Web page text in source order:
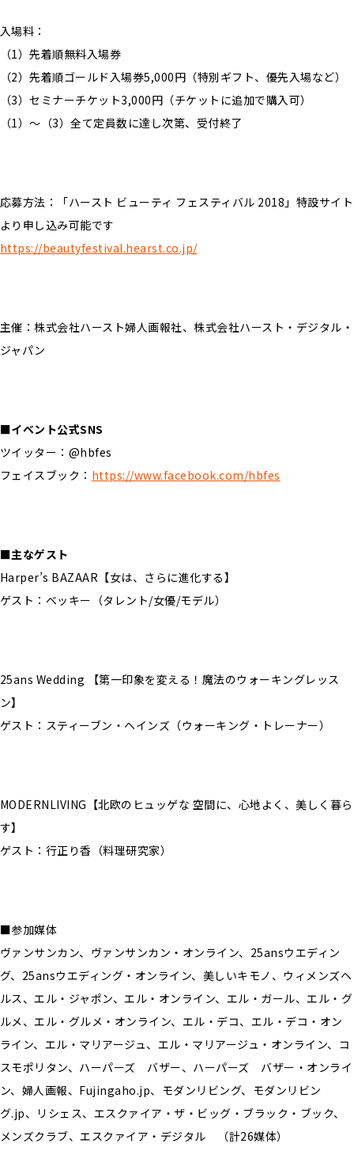
入場料：
（1）先着順無料入場券
（2）先着順ゴールド入場券5,000円（特別ギフト、優先入場など）
（3）セミナーチケット3,000円（チケットに追加で購入可）
（1）～（3）全て定員数に達し次第、受付終了
応募方法：「ハースト ビューティ フェスティバル 2018」特設サイト
より申し込み可能です
https://beautyfestival.hearst.co.jp/
主催：株式会社ハースト婦人画報社、株式会社ハースト・デジタル・
ジャパン
■イベント公式SNS
ツイッター：@hbfes
フェイスブック： https://www.facebook.com/hbfes
■主なゲスト
Harper’s BAZAAR【女は、さらに進化する】
ゲスト：ベッキー（タレント/女優/モデル）
25ans Wedding 【第一印象を変える！魔法のウォーキングレッス
ン】
ゲスト：スティーブン・ヘインズ（ウォーキング・トレーナー）
MODERNLIVING【北欧のヒュッゲな 空間に、心地よく、美しく暮ら
す】
ゲスト：行正り香（料理研究家）
■参加媒体
ヴァンサンカン、ヴァンサンカン・オンライン、25ansウエディン
グ、25ansウエディング・オンライン、美しいキモノ、ウィメンズヘ
ルス、エル・ジャポン、エル・オンライン、エル・ガール、エル・グ
ルメ、エル・グルメ・オンライン、エル・デコ、エル・デコ・オン
ライン、エル・マリアージュ、エル・マリアージュ・オンライン、コ
スモポリタン、ハーパーズ バザー、ハーパーズ バザー・オンライ
ン、婦人画報、Fujingaho.jp、モダンリビング、モダンリビン
グ.jp、リシェス、エスクァイア・ザ・ビッグ・ブラック・ブック、
メンズクラブ、エスクァイア・デジタル （計26媒体）